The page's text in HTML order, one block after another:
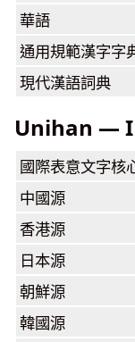
華語
通用規範漢字字
現代漢語詞典
Unihan —
國際表意文字核
中國源
香港源
日本源
朝鮮源
韓國源